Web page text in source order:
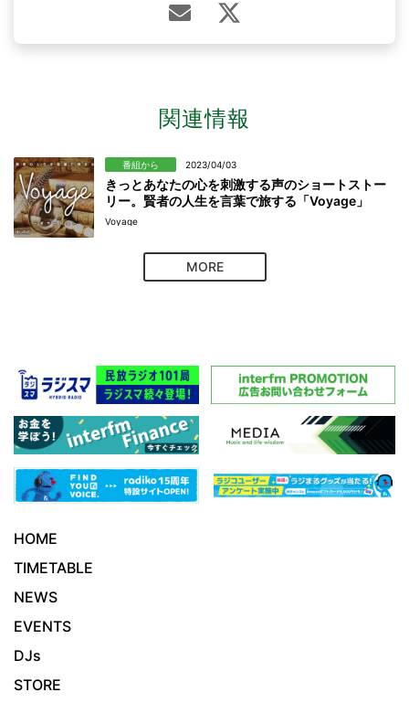
関連情報
番組から 2023/04/03
きっとあなたの心を刺激する声のショートストー
リー。賢者の人生を言葉で旅する「Voyage」
Voyage
MORE
HOME
TIMETABLE
NEWS
EVENTS
DJs
STORE